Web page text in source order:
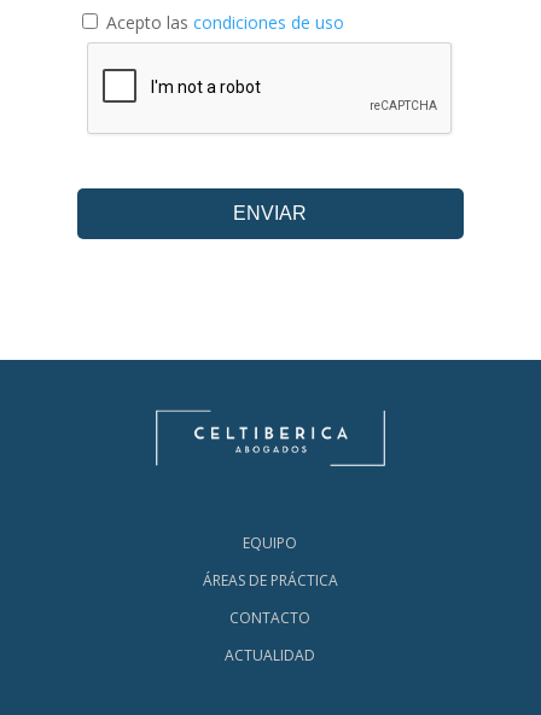
Acepto las condiciones de uso
EQUIPO
ÁREAS DE PRÁCTICA
CONTACTO
ACTUALIDAD